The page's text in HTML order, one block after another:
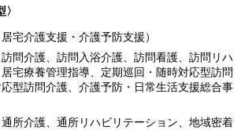
居宅介護支援・介護予防支援）
訪問介護、訪問入浴介護、訪問看護、訪問リハ
宅療養管理指導、定期巡回・随時対応型訪問
型訪問介護、介護予防・日常生活支援総合事
通所介護、通所リハビリテーション、地域密着